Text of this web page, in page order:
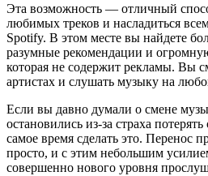
Эта возможность — отличный
любимых треков и насладиться
Spotify. В этом месте вы найдете
разумные рекомендации и
которая не содержит рекламы. Вы
артистах и слушать музыку на
Если вы давно думали о смене
остановились из-за страха
самое время сделать это. Перенос
просто, и с этим небольшим
совершенно нового уровня